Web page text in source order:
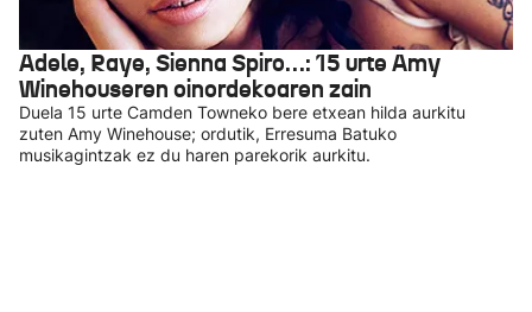
Adele, Raye, Sienna Spiro…: 15 urte Amy
Winehouseren oinordekoaren zain
Duela 15 urte Camden Towneko bere etxean hilda aurkitu
zuten Amy Winehouse; ordutik, Erresuma Batuko
musikagintzak ez du haren parekorik aurkitu.